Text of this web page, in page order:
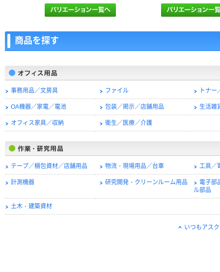
商品を探す
事務用品／文房具 ファイル トナ
OA機器／家電／電池 包装／掲示／店舗用品 生活雑
オフィス家具／収納 衛生／医療／介護
テープ／梱包資材／店舗用品 物流・現場用品／台車 工具／
計測機器 研究開発・クリーンルーム用品
電子部
ル部品
土木・建築資材
いつもアス